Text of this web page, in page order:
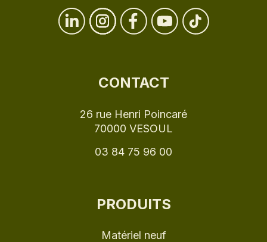
CONTACT
26 rue Henri Poincaré
70000 VESOUL
03 84 75 96 00
PRODUITS
Matériel neuf